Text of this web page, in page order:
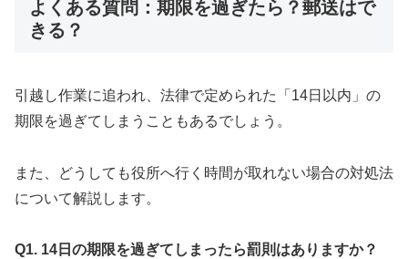
よくある質問：期限を過ぎたら？郵送はで
きる？
引越し作業に追われ、法律で定められた「14日以内」の
期限を過ぎてしまうこともあるでしょう。
また、どうしても役所へ行く時間が取れない場合の対処法
について解説します。
Q1. 14日の期限を過ぎてしまったら罰則はありますか？